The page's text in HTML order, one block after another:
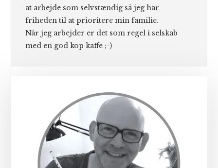
at arbejde som selvstændig så jeg har
friheden til at prioritere min familie.
Når jeg arbejder er det som regel i selskab
med en god kop kaffe ;-)